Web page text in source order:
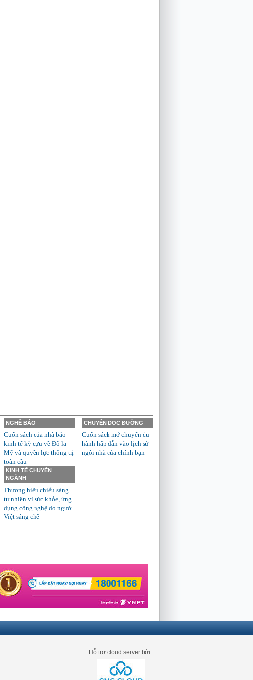
NGHỀ BÁO
Cuốn sách của nhà báo
kinh tế kỳ cựu về Đô la
Mỹ và quyền lực thống trị
toàn cầu
CHUYỆN DỌC ĐƯỜNG
Cuốn sách mở chuyến du
hành hấp dẫn vào lịch sử
ngôi nhà của chính bạn
KINH TẾ CHUYÊN
NGÀNH
Thương hiệu chiếu sáng
tự nhiên vì sức khỏe, ứng
dụng công nghệ do người
Việt sáng chế
Hỗ trợ cloud server bởi: